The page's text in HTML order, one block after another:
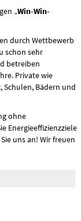
„Win-Win-
durch Wettbewerb
schon sehr
betreiben
Private wie
Bädern und
ohne
Energieeffizienzziele
uns an! Wir freuen